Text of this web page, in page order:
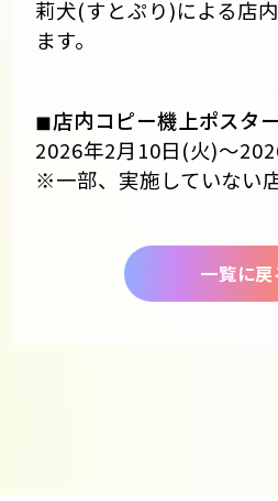
莉犬(すとぷり)による店
ます。
◼店内コピー機上ポスター
2026年2月10日(火)〜
※一部、実施していない
一覧に戻